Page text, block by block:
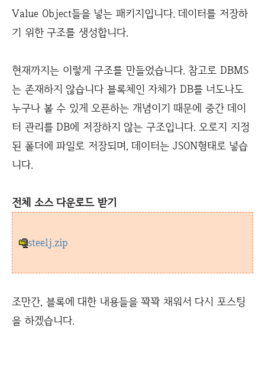
Value Object들을 넣는 패키지입니다. 데이터를 저장하
기 위한 구조를 생성합니다.
현재까지는 이렇게 구조를 만들었습니다. 참고로 DBMS
는 존재하지 않습니다 블록체인 자체가 DB를 너도나도
누구나 볼 수 있게 오픈하는 개념이기 때문에 중간 데이
터 관리를 DB에 저장하지 않는 구조입니다. 오로지 지정
된 폴더에 파일로 저장되며, 데이터는 JSON형태로 넣습
니다.
전체 소스 다운로드 받기
steelj.zip
조만간, 블록에 대한 내용들을 꽉꽉 채워서 다시 포스팅
을 하겠습니다.